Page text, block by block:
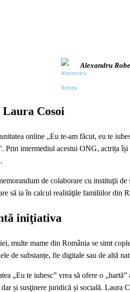
Alexandru
Cosoi
online „Eu te-am făcut, eu te
Prin intermediul acestui ONG, actrița
de colaborare cu instituţii
să ia în calcul realităţile familiilor din
iniţiativa
multe mame din România se simt
de substanțe, fie digitale sau de altă
„Eu te iubesc” vrea să ofere o
și susţinere juridică și socială. Laura